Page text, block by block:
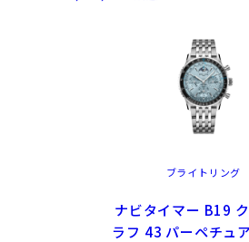
ブライトリング
ナビタイマー B19
ラフ 43 パーペチュ